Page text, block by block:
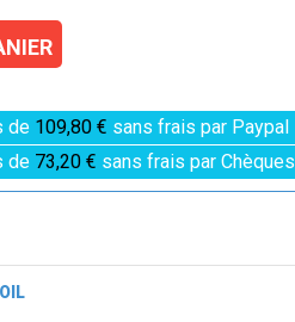
de 109,80 € sans frais par Paypal
de 73,20 € sans frais par Chèques